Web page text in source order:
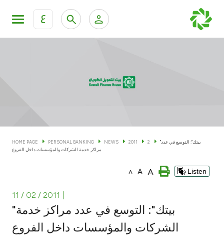
ع
KFH Online Corporate Banking Services
Cards
Banking Tiers
Investment
HOME PAGE PERSONAL BANKING NEWS 2011 2
"بيتك": التوسع في عدد
مراكز خدمة الشركات والمؤسسات داخل الفروع
A A A Listen
11 / 02 / 2011
"بيتك": التوسع في عدد مراكز خدمة
الشركات والمؤسسات داخل الفروع